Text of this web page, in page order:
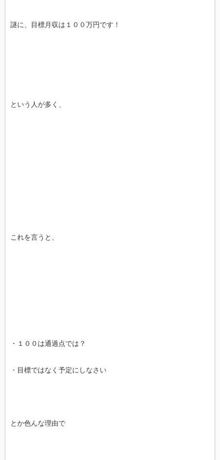
謎に、目標月収は１００万円です！
という人が多く、
これを言うと、
・１００は通過点では？
・目標ではなく予定にしなさい
とか色んな理由で